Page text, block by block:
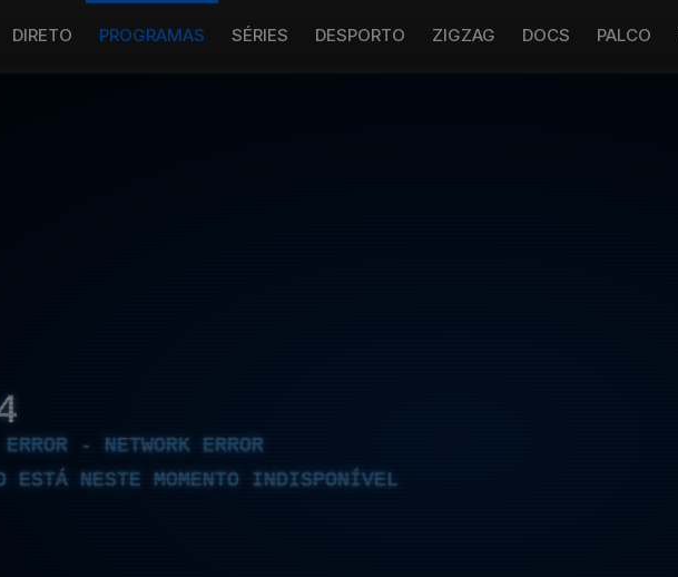
DIRETO PROGRAMAS SÉRIES DESPORTO ZIGZAG DOCS PALCO
- NETWORK ERROR
ESTÁ NESTE MOMENTO INDISPONÍVEL